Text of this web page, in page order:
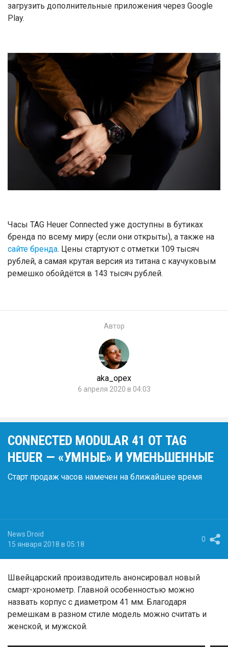
загрузить дополнительные приложения через Google
Play.
Часы TAG Heuer Connected уже доступны в бутиках
бренда по всему миру (если они открыты), а также на
сайте бренда. Цены стартуют с отметки 109 тысяч
рублей, а самая крутая версия из титана с каучуковым
ремешко обойдётся в 143 тысяч рублей.
Автор
aka_opex
6 апреля 2020 в 04:03
CONNECTED MODULAR 41 ОТ TAG
HEUER — «УМНЫЕ» И УМЕНЬШЕННЫЕ
Старт продаж часов намечен на ближайшее время
News Droid
15 января 2018 в 05:18
0
Швейцарский производитель анонсировал новый
смарт-хронометр. Главной особенностью можно
назвать корпус с диаметром 41 мм. Благодаря
ремешкам в разном стиле модель можно считать и
женской, и мужской.